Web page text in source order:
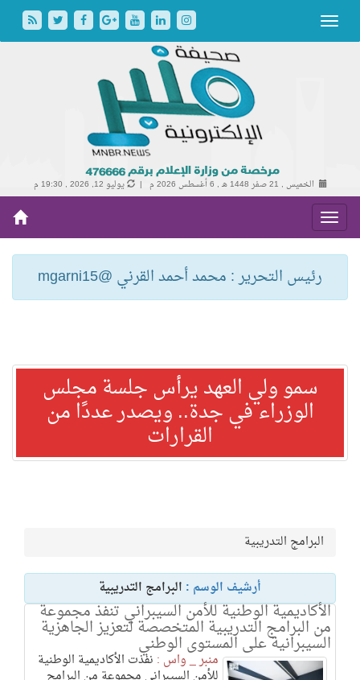
الخميس , 21 صفر 1448 هـ , 6 أغسطس 2026 م | يوليو 12, 2026 , 19:30 م
رئيس التحرير : محمد أحمد القرني @mgarni15
سمو ولي العهد يرأس جلسة مجلس
الوزراء في جدة.. ويصدر عددًا من
القرارات
البرامج التدريبية
أرشيف الوسم : البرامج التدريبية
الأكاديمية الوطنية للأمن السيبراني تنفذ مجموعة
من البرامج التدريبية المتخصصة لتعزيز الجاهزية
السيبرانية على المستوى الوطني
منبر _ واس : نفذت الأكاديمية الوطنية